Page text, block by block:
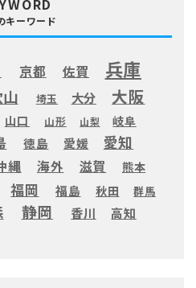
キーワード
京都 佐賀 兵庫
埼玉 大分 大阪
山口 山形 山梨
岐阜
徳島 愛媛 愛知
縄 海外 滋賀
熊本
福岡 福島 秋田 群馬
静岡 香川 高知